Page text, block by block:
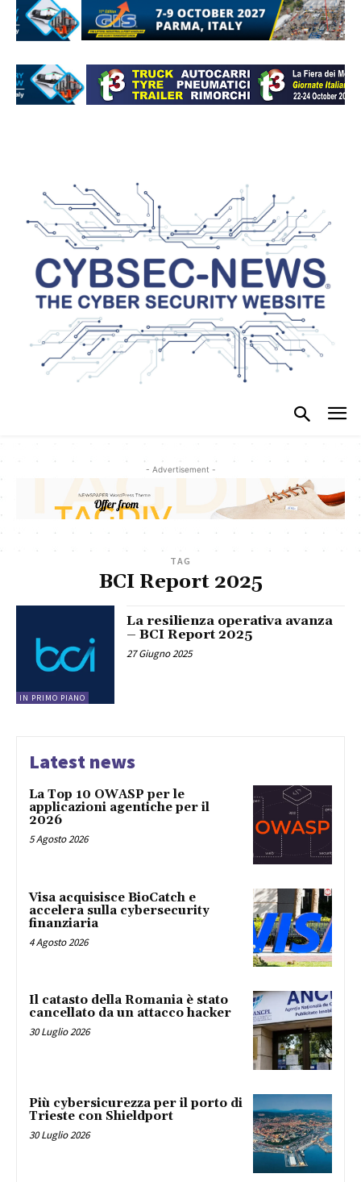
- Advertisement -
TAG
BCI Report 2025
IN PRIMO PIANO
La resilienza operativa avanza
– BCI Report 2025
27 Giugno 2025
Latest news
La Top 10 OWASP per le
applicazioni agentiche per il
2026
5 Agosto 2026
Visa acquisisce BioCatch e
accelera sulla cybersecurity
finanziaria
4 Agosto 2026
Il catasto della Romania è stato
cancellato da un attacco hacker
30 Luglio 2026
Più cybersicurezza per il porto di
Trieste con Shieldport
30 Luglio 2026